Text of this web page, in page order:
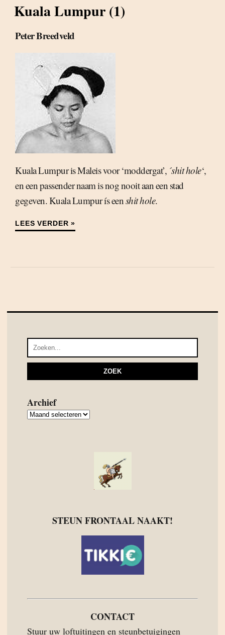
Kuala Lumpur (1)
Peter Breedveld
Kuala Lumpur is Maleis voor ‘moddergat’, ´shit hole‘,
en een passender naam is nog nooit aan een stad
gegeven. Kuala Lumpur ís eenshit hole.
LEES VERDER »
Archief
Archief
STEUN FRONTAAL NAAKT!
CONTACT
Stuur uw loftuitingen en steunbetuigingen